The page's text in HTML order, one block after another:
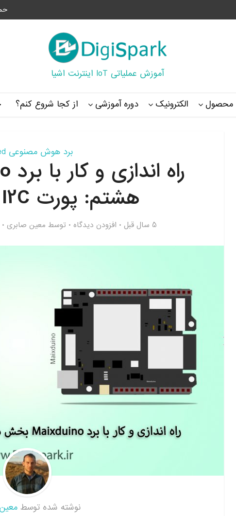
آموزش عملیاتی IoT اینترنت اشیا
محصول الکترونیک دوره آموزشی از کجا شروع کنم؟
برد هوش مصنوعی Sipeed
هشتم: پورت I2C در Sipeed
5 سال قبل افزودن دیدگاه توسط معین صابری
نوشته شده توسط